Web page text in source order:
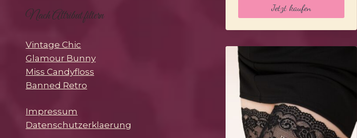
59,99 € 48,99 €.
Jetzt kaufen
Nach Attribut filtern
Vintage Chic
Glamour Bunny
Miss Candyfloss
Banned Retro
Impressum
Datenschutzerklaerung